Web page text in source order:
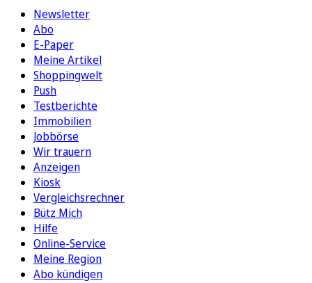
Newsletter
Abo
E-Paper
Meine Artikel
Shoppingwelt
Push
Testberichte
Immobilien
Jobbörse
Wir trauern
Anzeigen
Kiosk
Vergleichsrechner
Bütz Mich
Hilfe
Online-Service
Meine Region
Abo kündigen